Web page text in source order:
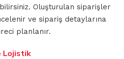
Oluşturulan siparişler
ve sipariş detaylarına
planlanır.
Lojistik